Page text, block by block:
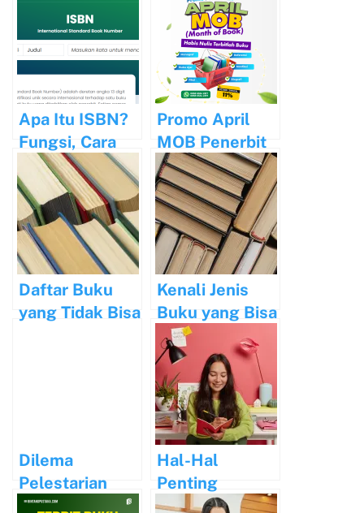
Apa Itu ISBN?
Fungsi, Cara
Mengecek, dan
Prosedur
Pengajuan
Promo April
MOB Penerbit
BSM, Diskon
Spesial 11%
Plus 7%
Daftar Buku
yang Tidak Bisa
Kenali Jenis
Buku yang Bisa
Didaftarkan
ISBN
Dilema
Pelestarian
Bahasa Daerah
Hal-Hal
Penting
Sebelum Kirim